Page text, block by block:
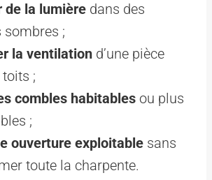
de la lumière dans des
sombres ;
la ventilation d’une pièce
;
combles habitables ou plus
;
ouverture exploitable sans
toute la charpente.